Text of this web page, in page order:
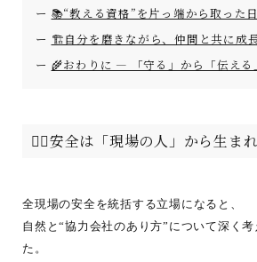
📚“教える資格”を片っ端から取った
🏗️自分を磨きながら、仲間と共に成
🌾おわりに ― 「守る」から「伝える
👷‍♂️安全は「現場の人」から生ま
全現場の安全を統括する立場になると、
自然と“協力会社のあり方”について深く
た。